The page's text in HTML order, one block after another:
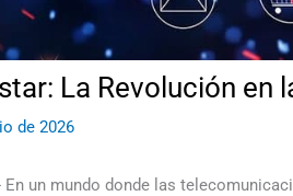
La Revolución en
de 2026
En un mundo donde las